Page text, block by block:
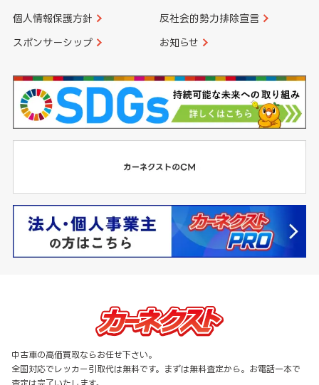
個人情報保護方針 反社会的勢力排除宣言
スポンサーシップ お知らせ
中古車の高価買取ならお任せ下さい。
全国対応でレッカー引取代は無料です。まずは無料査定から。お電話一本で
査定は完了いたします。